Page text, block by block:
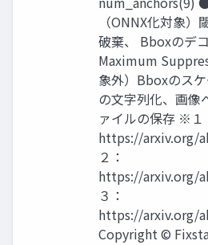
（ONNX化対象
破棄、 Bboxのデ
Maximum
象外）Bboxのス
の文字列化、画像
ァイルの保存 ※１
https://arxiv.org/
２：
https://arxiv.org/
３：
https://arxiv.org/
Copyright ©